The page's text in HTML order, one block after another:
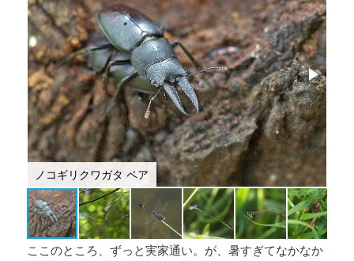
ノコギリクワガタ ペア
ここのところ、ずっと実家通い。が、暑すぎてなかなか